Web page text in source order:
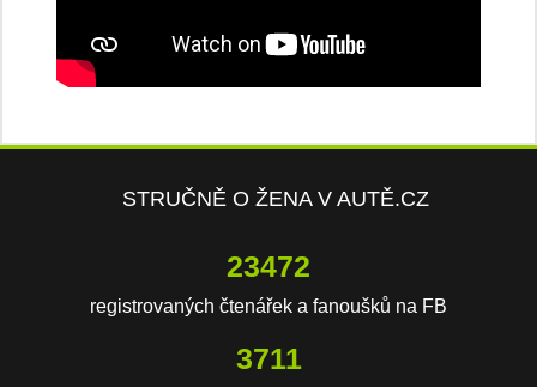
STRUČNĚ O ŽENA V AUTĚ.CZ
23472
registrovaných čtenářek a fanoušků na FB
3711